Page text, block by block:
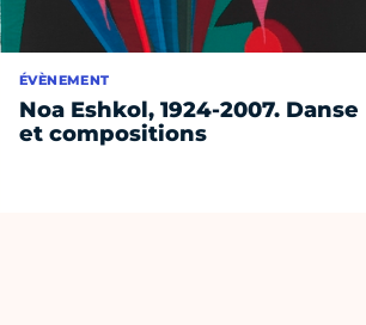
ÉVÈNEMENT
Noa Eshkol, 1924-2007. Danse
et compositions